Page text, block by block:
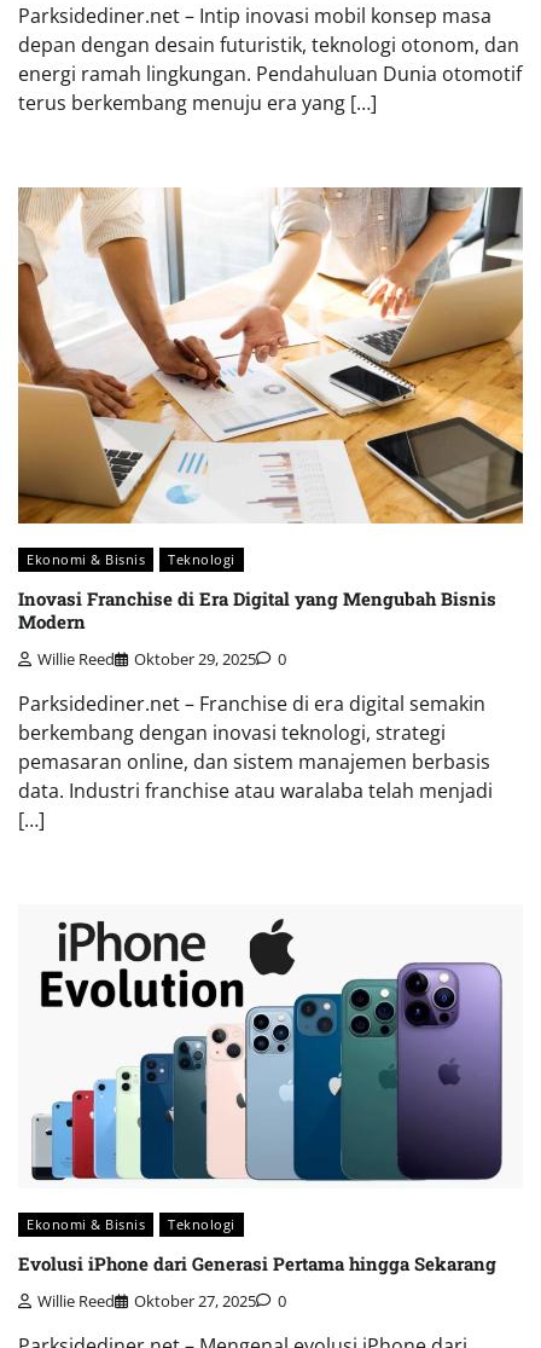
Parksidediner.net – Intip inovasi mobil konsep masa
depan dengan desain futuristik, teknologi otonom, dan
energi ramah lingkungan. Pendahuluan Dunia otomotif
terus berkembang menuju era yang […]
Ekonomi & Bisnis Teknologi
Inovasi Franchise di Era Digital yang Mengubah Bisnis
Modern
Willie Reed Oktober 29, 2025 0
Parksidediner.net – Franchise di era digital semakin
berkembang dengan inovasi teknologi, strategi
pemasaran online, dan sistem manajemen berbasis
data. Industri franchise atau waralaba telah menjadi
[…]
Ekonomi & Bisnis Teknologi
Evolusi iPhone dari Generasi Pertama hingga Sekarang
Willie Reed Oktober 27, 2025 0